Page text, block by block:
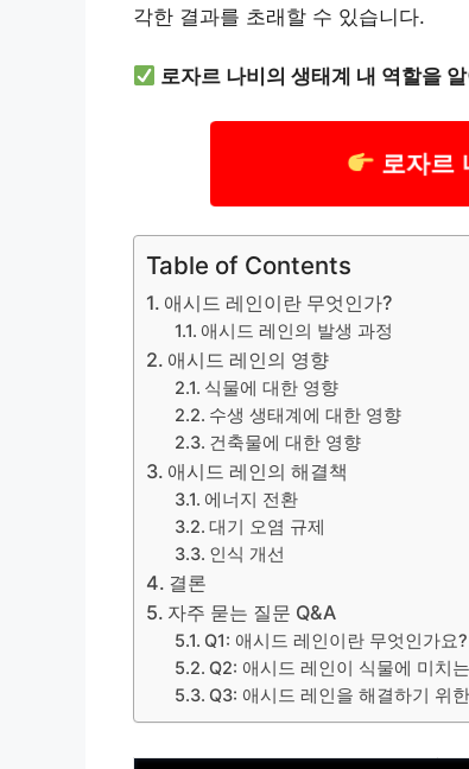
각한 결과를 초래할 수 있습니다.
로자르 나비의 생태계 내 역할을
로자르
Table of Contents
애시드 레인이란 무엇인가?
애시드 레인의 발생 과정
애시드 레인의 영향
식물에 대한 영향
수생 생태계에 대한 영향
건축물에 대한 영향
애시드 레인의 해결책
에너지 전환
대기 오염 규제
인식 개선
결론
자주 묻는 질문 Q&A
Q1: 애시드 레인이란 무엇인가요?
Q2: 애시드 레인이 식물에 미치
Q3: 애시드 레인을 해결하기 위